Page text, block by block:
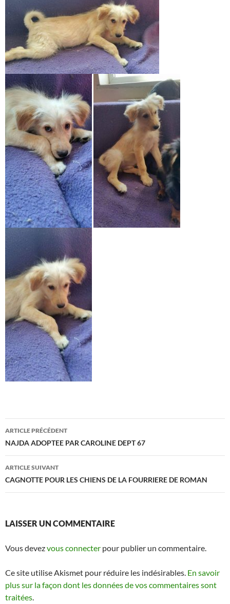
Navigation
des
articles
ARTICLE PRÉCÉDENT
NAJDA ADOPTEE PAR CAROLINE DEPT 67
ARTICLE SUIVANT
CAGNOTTE POUR LES CHIENS DE LA FOURRIERE DE ROMAN
LAISSER UN COMMENTAIRE
Vous devezvous connecter pour publier un commentaire.
Ce site utilise Akismet pour réduire les indésirables. En savoir
plus sur la façon dont les données de vos commentaires sont
traitées.